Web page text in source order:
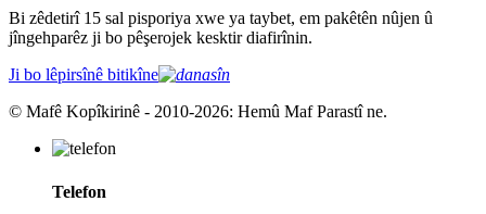
Bi zêdetirî 15 sal pisporiya xwe ya taybet, em pakêtên nûjen û
jîngehparêz ji bo pêşerojek kesktir diafirînin.
Ji bo lêpirsînê bitikîne
© Mafê Kopîkirinê - 2010-2026: Hemû Maf Parastî ne.
Telefon